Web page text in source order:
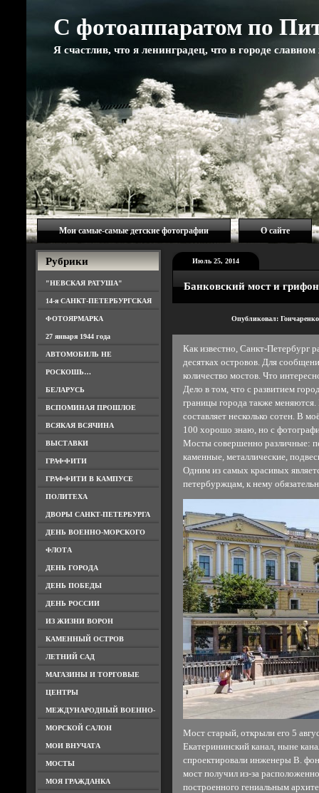
С фотоаппаратом по
Я счастлив, что я ленинградец, что в городе
Мои самые-самые детские фотографии О сайте
Рубрики
"НЕВСКАЯ РАТУША"
14-я САНКТ-ПЕТЕРБУРГСКАЯ
ФОТОЯРМАРКА
27 января 1944 года
АВТОМОБИЛЬ НЕ
РОСКОШЬ…
БЕЛАРУСЬ
ВСПОМИНАЯ ПРОШЛОЕ
ВСЯКАЯ ВСЯЧИНА
ВЫСТАВКИ
ГРАФФИТИ
ГРАФФИТИ В КАМПУСЕ
ПОЛИТЕХА
ДВОРЫ САНКТ-ПЕТЕРБУРГА
ДЕНЬ ВОЕННО-МОРСКОГО
ФЛОТА
ДЕНЬ ГОРОДА
ДЕНЬ ПОБЕДЫ
ДЕНЬ РОССИИ
ИЗ ЖИЗНИ ВОРОН
КАМЕННЫЙ ОСТРОВ
ЛЕТНИЙ САД
МАГАЗИНЫ И ТОРГОВЫЕ
ЦЕНТРЫ
МЕЖДУНАРОДНЫЙ ВОЕННО-
МОРСКОЙ САЛОН
МОИ ВНУЧАТА
МОСТЫ
МОЯ ГРАЖДАНКА
Июль 25, 2014
Банковский мост и
Опубликовал:
Как известно, Санкт-Петербург
десятках островов. Для
количество мостов. Что
Дело в том, что с развитием
границы города также
составляет несколько сотен. В
100 хорошо знаю, но с
Мосты совершенно различные:
каменные, металлические,
Одним из самых красивых
петербуржцам, к нему
Мост старый, открыли его 5
Екатерининский канал, ныне
спроектировали инженеры В.
мост получил из-за
построенного гениальным